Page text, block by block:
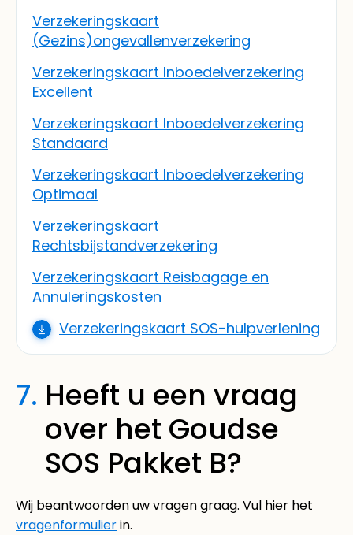
Verzekeringskaart
(Gezins)ongevallenverzekering
Verzekeringskaart Inboedelverzekering
Excellent
Verzekeringskaart Inboedelverzekering
Standaard
Verzekeringskaart Inboedelverzekering
Optimaal
Verzekeringskaart
Rechtsbijstandverzekering
Verzekeringskaart Reisbagage en
Annuleringskosten
Verzekeringskaart SOS-hulpverlening
7. Heeft u een vraag
over het Goudse
SOS Pakket B?
Wij beantwoorden uw vragen graag. Vul hier het
vragenformulierin.